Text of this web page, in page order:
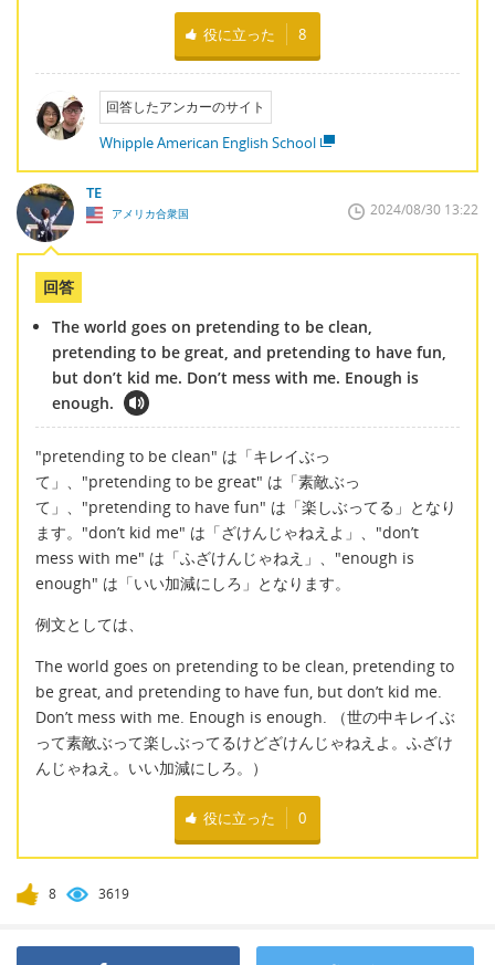
役に立った 8
回答したアンカーのサイト
Whipple American English School
TE
アメリカ合衆国 2024/08/30 13:22
回答
The world goes on pretending to be clean,
pretending to be great, and pretending to have fun,
but don’t kid me. Don’t mess with me. Enough is
enough.
"pretending to be clean" は「キレイぶっ
て」、"pretending to be great" は「素敵ぶっ
て」、"pretending to have fun" は「楽しぶってる」となり
ます。"don’t kid me" は「ざけんじゃねえよ」、"don’t
mess with me" は「ふざけんじゃねえ」、"enough is
enough" は「いい加減にしろ」となります。
例文としては、
The world goes on pretending to be clean, pretending to
be great, and pretending to have fun, but don’t kid me.
Don’t mess with me. Enough is enough. （世の中キレイぶ
って素敵ぶって楽しぶってるけどざけんじゃねえよ。ふざけ
んじゃねえ。いい加減にしろ。）
役に立った 0
8 3619